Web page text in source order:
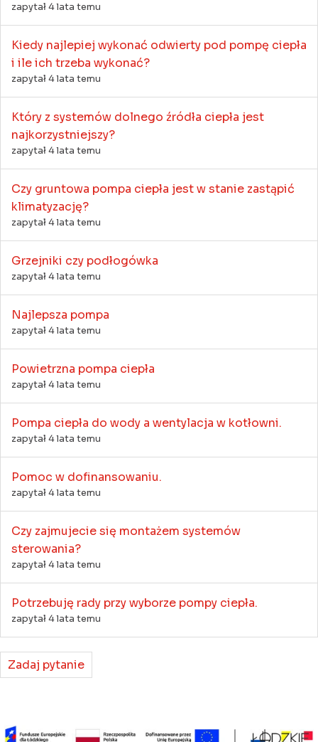
zapytał 4 lata temu
Kiedy najlepiej wykonać odwierty pod pompę ciepła
i ile ich trzeba wykonać?
zapytał 4 lata temu
Który z systemów dolnego źródła ciepła jest
najkorzystniejszy?
zapytał 4 lata temu
Czy gruntowa pompa ciepła jest w stanie zastąpić
klimatyzację?
zapytał 4 lata temu
Grzejniki czy podłogówka
zapytał 4 lata temu
Najlepsza pompa
zapytał 4 lata temu
Powietrzna pompa ciepła
zapytał 4 lata temu
Pompa ciepła do wody a wentylacja w kotłowni.
zapytał 4 lata temu
Pomoc w dofinansowaniu.
zapytał 4 lata temu
Czy zajmujecie się montażem systemów
sterowania?
zapytał 4 lata temu
Potrzebuję rady przy wyborze pompy ciepła.
zapytał 4 lata temu
Zadaj pytanie